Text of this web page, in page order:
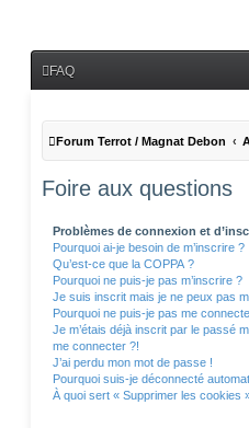
FAQ
Forum Terrot / Magnat Debon
Foire aux questions
Problèmes de connexion et
Pourquoi ai-je besoin de m’inscrire ?
Qu’est-ce que la COPPA ?
Pourquoi ne puis-je pas m’inscrire ?
Je suis inscrit mais je ne peux pas
Pourquoi ne puis-je pas me
Je m’étais déjà inscrit par le passé
me connecter ?!
J’ai perdu mon mot de passe !
Pourquoi suis-je déconnecté
À quoi sert « Supprimer les cookies